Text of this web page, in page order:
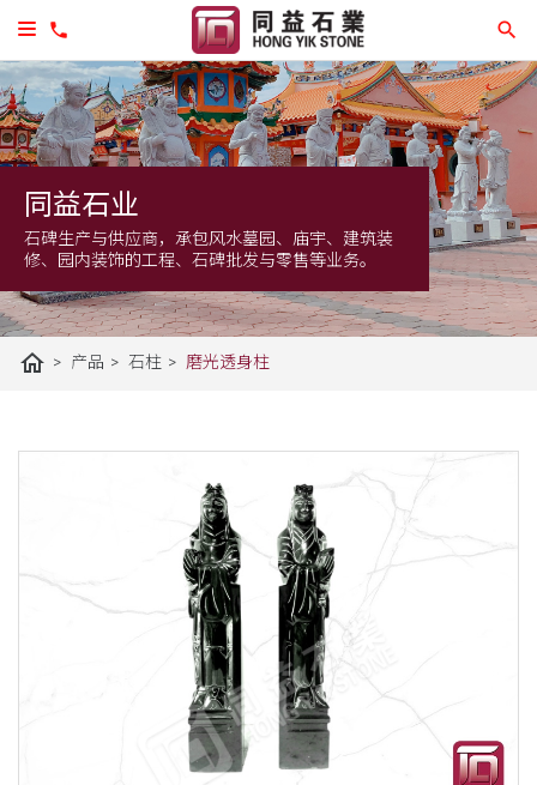
同益石业
石碑生产与供应商，承包风水墓园、庙宇、建筑装
修、园内装饰的工程、石碑批发与零售等业务。
home > 产品 > 石柱 > 磨光透身柱